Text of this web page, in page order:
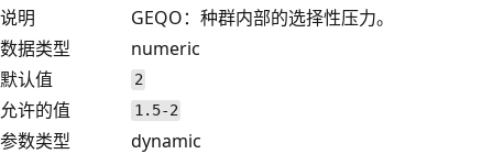
说明
GEQO：种群内部的选择性压力。
数据类型
numeric
默认值
2
允许的值 1.5-2
参数类型
dynamic